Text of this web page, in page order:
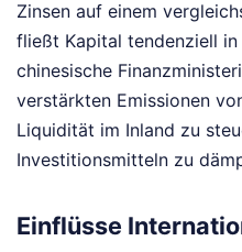
Zinsen auf einem
fließt Kapital tendenziell
chinesische
verstärkten Emissionen
Liquidität im Inland zu
Investitionsmitteln zu
Einflüsse